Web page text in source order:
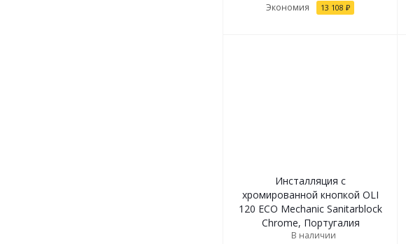
Экономия 13 108 ₽
Инсталляция с
хромированной кнопкой OLI
120 ECO Mechanic Sanitarblock
Chrome, Португалия
В наличии